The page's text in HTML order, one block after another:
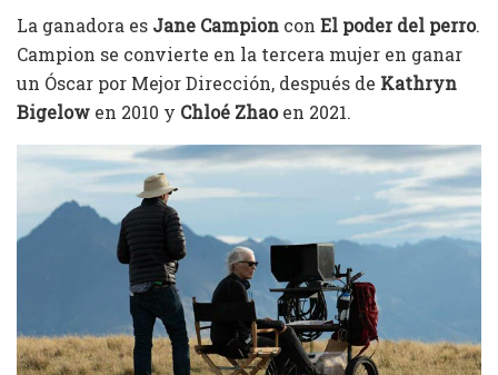
La ganadora es Jane Campion con El poder del perro.
Campion se convierte en la tercera mujer en ganar
un Óscar por Mejor Dirección, después de Kathryn
Bigelow en 2010 y Chloé Zhaoen 2021.